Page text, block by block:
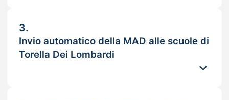
3.
Invio automatico della MAD alle scuole di
Torella Dei Lombardi